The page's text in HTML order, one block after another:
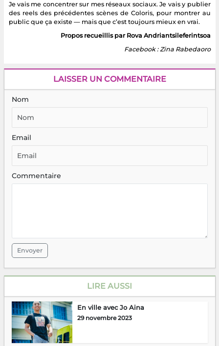
Je vais me concentrer sur mes réseaux sociaux. Je vais y publier
des reels des précédentes scènes de Coloris, pour montrer au
public que ça existe — mais que c’est toujours mieux en vrai.
Propos recueillis par Rova Andriantsileferintsoa
Facebook : Zina Rabedaoro
LAISSER UN COMMENTAIRE
Nom
Email
Commentaire
Envoyer
LIRE AUSSI
En ville avec Jo Aina
29 novembre 2023